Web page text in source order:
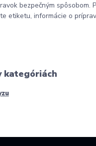
bezpečným spôsobom.
etiketu, informácie o
kategóriách